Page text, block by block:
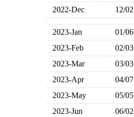
2022-Dec
12/02
2023-Jan 01/06
2023-Feb
02/03
2023-Mar
03/03
2023-Apr
04/07
2023-May
05/05
2023-Jun
06/02